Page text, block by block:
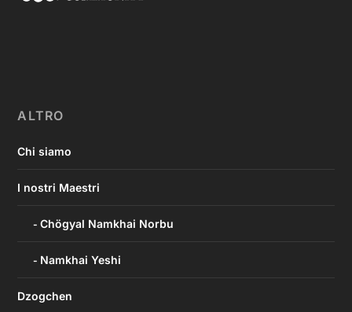
ALTRO
Chi siamo
I nostri Maestri
Chögyal Namkhai Norbu
Namkhai Yeshi
Dzogchen